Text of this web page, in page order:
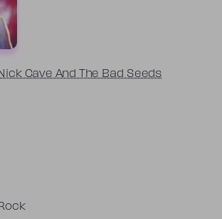
Nick Cave And The Bad Seeds